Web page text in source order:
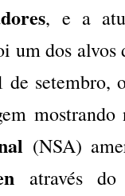
, e a
um dos alvos
de setembro,
mostrando
(NSA)
através